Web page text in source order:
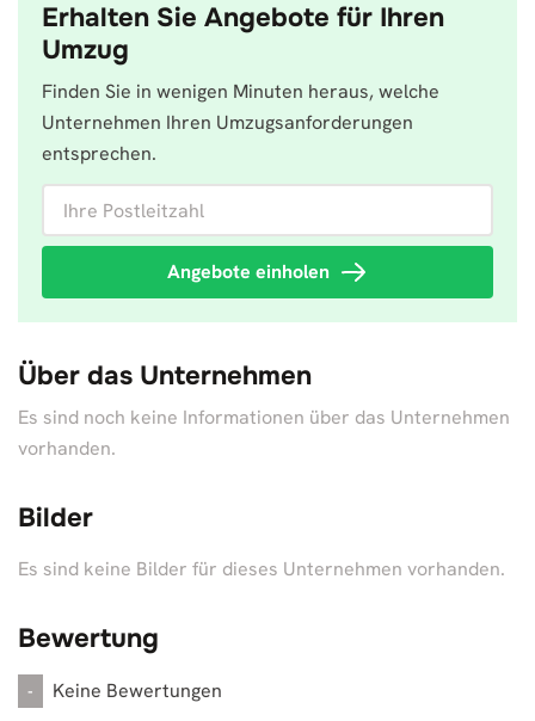
Erhalten Sie Angebote für Ihren
Umzug
Finden Sie in wenigen Minuten heraus, welche
Unternehmen Ihren Umzugsanforderungen
entsprechen.
Angebote einholen
Über das Unternehmen
Es sind noch keine Informationen über das Unternehmen
vorhanden.
Bilder
Es sind keine Bilder für dieses Unternehmen vorhanden.
Bewertung
- Keine Bewertungen